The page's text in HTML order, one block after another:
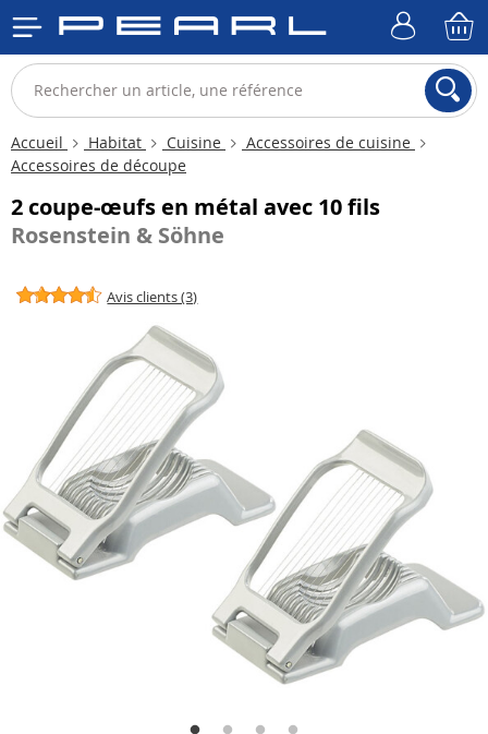
Accueil Habitat Cuisine
Accessoires de cuisine
Accessoires de découpe
2 coupe-œufs en métal avec 10 fils
Rosenstein & Söhne
Avis clients (3)